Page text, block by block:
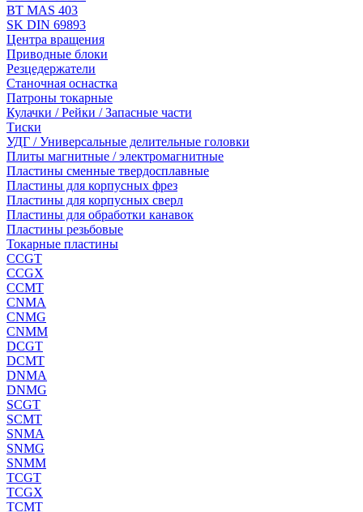
BT MAS 403
SK DIN 69893
Центра вращения
Приводные блоки
Резцедержатели
Станочная оснастка
Патроны токарные
Кулачки / Рейки / Запасные части
Тиски
УДГ / Универсальные делительные головки
Плиты магнитные / электромагнитные
Пластины сменные твердосплавные
Пластины для корпусных фрез
Пластины для корпусных сверл
Пластины для обработки канавок
Пластины резьбовые
Токарные пластины
CCGT
CCGX
CCMT
CNMA
CNMG
CNMM
DCGT
DCMT
DNMA
DNMG
SCGT
SCMT
SNMA
SNMG
SNMM
TCGT
TCGX
TCMT